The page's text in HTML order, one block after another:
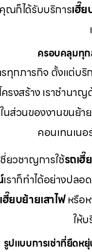
คุณก็ได้รับบริการเฮี๊
ครอบคลุมทุ
ทุกภารกิจ ตั้งแต่บริ
ครงสร้าง เราชำนาญ
ส่วนของงานขนย้าย
คอนเทนเน
ยวชาญการใช้รถเฮี๊
เราก็ทำได้อย่างปล
ฮี๊ยบย้ายเสาไฟหรือ
ให้
รูปแบบการเช่าที่ยืดห